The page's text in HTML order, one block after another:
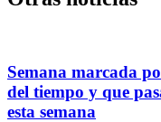
Semana marcada
del tiempo y que
esta semana